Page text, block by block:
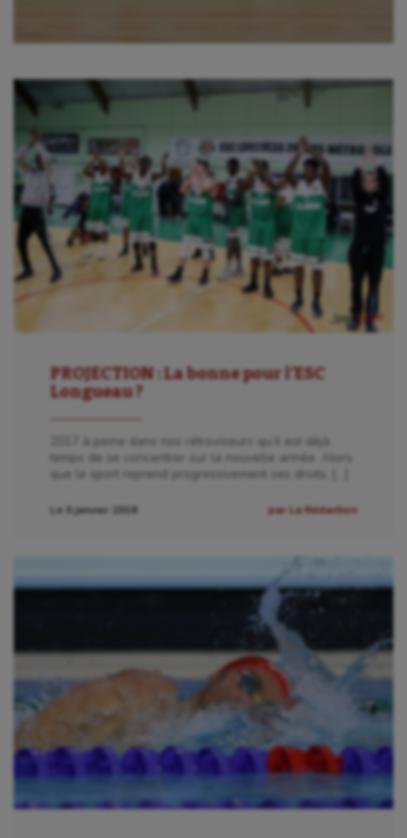
PROJECTION : La bonne pour l’ESC
Longueau ?
2017 à peine dans nos rétroviseurs qu’il est déjà
temps de se concentrer sur la nouvelle année. Alors
que le sport reprend progressivement ses droits, […]
Le 9 janvier 2018 par La Rédaction